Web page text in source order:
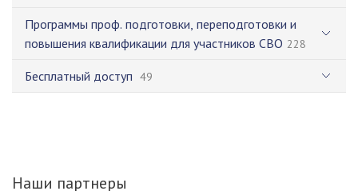
Программы проф. подготовки, переподготовки и
повышения квалификации для участников СВО 228
Бесплатный доступ 49
Наши партнеры